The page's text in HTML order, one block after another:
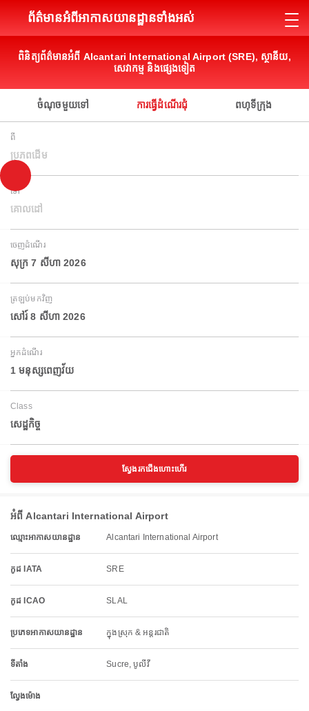
ព័ត៌មានអំពីអាកាសយានដ្ឋានទាំងអស់
ពិនិត្យព័ត៌មានអំពី Alcantari International Airport (SRE), ស្ថានីយ,
សេវាកម្ម និងផ្សេងទៀត
ចំណុចមួយទៅ ការធ្វើដំណើរជុំ ពហុទីក្រុង
ពី
ប្រភពដើម
ទៅ
គោលដៅ
ចេញដំណើរ
សុក្រ 7 សីហា 2026
ត្រឡប់មកវិញ
សៅរ៍ 8 សីហា 2026
អ្នកដំណើរ
1 មនុស្សពេញវ័យ
Class
សេដ្ឋកិច្ច
ស្វែងរកជើងហោះហើរ
អំពី Alcantari International Airport
ឈ្មោះអាកាសយានដ្ឋាន Alcantari International Airport
កូដ IATA SRE
កូដ ICAO SLAL
ប្រភេទអាកាសយានដ្ឋាន ក្នុងស្រុក & អន្តរជាតិ
ទីតាំង Sucre, បូលីវី
ល្វែងម៉ោង